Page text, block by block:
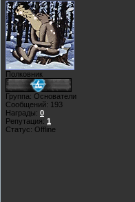
Полковник
Группа: Основатели
Сообщений: 193
Награды: 0
Репутация: 1
Статус: Offline